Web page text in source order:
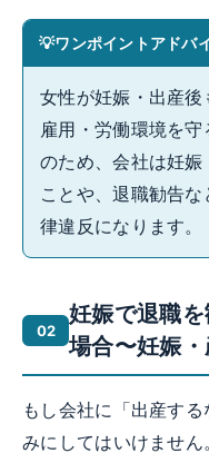
ワンポイントアドバ
女性が妊娠・出産
雇用・労働環境を
のため、会社は妊
ことや、退職勧告
律違反になります。
妊娠で退職
場合〜妊娠
もし会社に「出産す
みにしてはいけませ